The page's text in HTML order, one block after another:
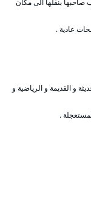
عادية .
و القديمة و الرياضية و
.